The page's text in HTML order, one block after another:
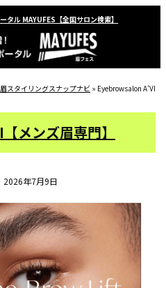
タル MAYUFES【全国サロン検索】
スタイリングスナップナビ » Eyebrowsalon A'VI【
メンズ眉専門】
2026年7月9日